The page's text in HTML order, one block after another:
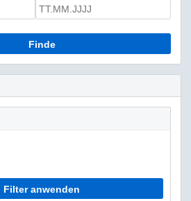
Finde
Filter anwenden